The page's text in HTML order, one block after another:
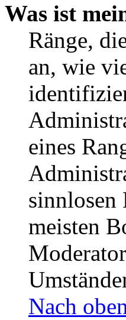
Was ist
Ränge,
an, wie
eines
sinnlosen
meisten
Nach